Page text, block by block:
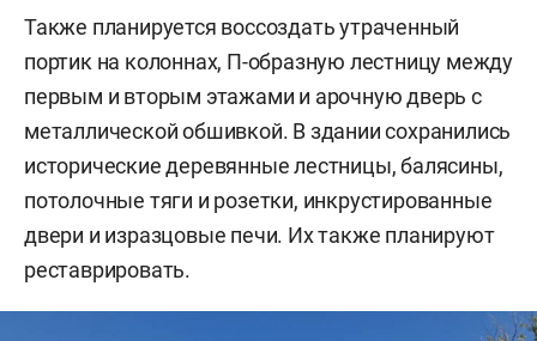
Также планируется воссоздать утраченный
портик на колоннах, П-образную лестницу между
первым и вторым этажами и арочную дверь с
металлической обшивкой. В здании сохранились
исторические деревянные лестницы, балясины,
потолочные тяги и розетки, инкрустированные
двери и изразцовые печи. Их также планируют
реставрировать.